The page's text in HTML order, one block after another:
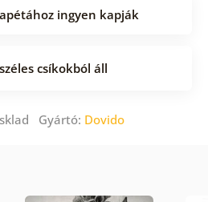
ingyen kapják
csíkokból áll
Gyártó: Dovido